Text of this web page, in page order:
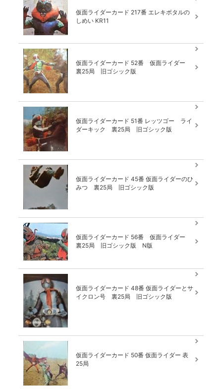
仮面ライダーカード 217番 エレキボタルの
しめい KR11
仮面ライダーカード 52番 仮面ライダー
裏25局 旧ゴシック版
仮面ライダーカード 51番 レッツゴー ライ
ダーキック 裏25局 旧ゴシック版
仮面ライダーカード 45番 仮面ライダーのひ
みつ 裏25局 旧ゴシック版
仮面ライダーカード 56番 仮面ライダー
裏25局 旧ゴシック版 N版
仮面ライダーカード 48番 仮面ライダーとサ
イクロン号 裏25局 旧ゴシック版
仮面ライダーカード 50番 仮面ライダー 表
25局